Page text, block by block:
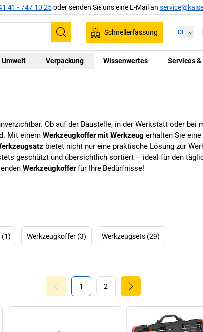
41 - 747 10 25oder senden Sie uns eine E-Mail an
Suchen
Schnellerfassung DE
Umwelt Verpackung Wissenwertes Services
Ob auf der Baustelle, in der Werkstatt oder bei
Mit einem Werkzeugkoffer mit Werkzeug erhalten Sie
bietet nicht nur eine praktische Lösung zur
geschützt und übersichtlich sortiert – ideal für den
Werkzeugkofferfür Ihre Bedürfnisse!
(1) Werkzeugkoffer (3) Werkzeugsets (29)
1 2